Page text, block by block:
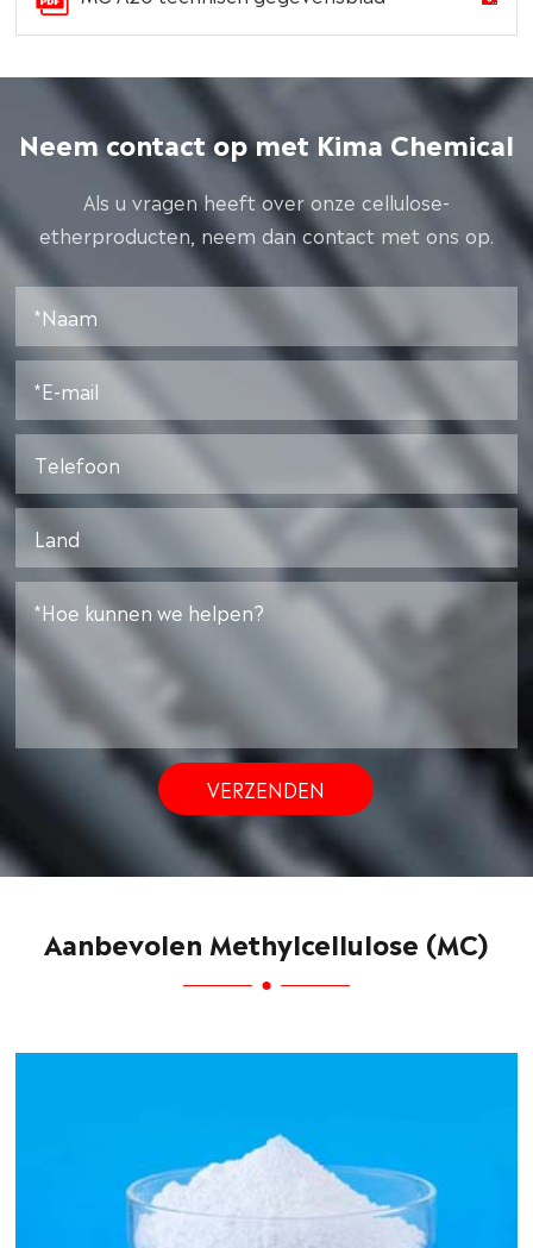
Neem contact op met Kima Chemical
Als u vragen heeft over onze cellulose-
etherproducten, neem dan contact met ons op.
VERZENDEN
Aanbevolen Methylcellulose (MC)